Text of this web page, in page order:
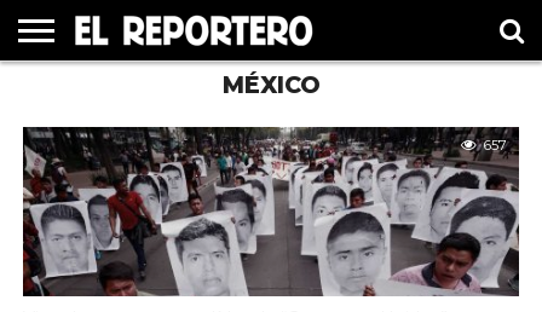
MÉXICO
657